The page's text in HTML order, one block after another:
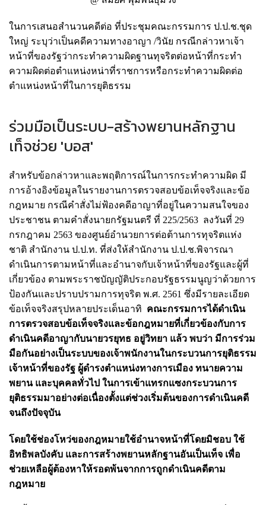
ในการเสนอสำนวนคดีต่อ ที่ประชุมคณะกรรมการ ป.ป.ช.ชุด
ใหญ่ ระบุว่าเป็นคดีความทางอาญา /วินัย กรณีกล่าวหาเจ้า
หน้าที่ของรัฐว่ากระทำความผิดฐานทุจริตต่อหน้าที่กระทำ
ความผิดต่อตำแหน่งหน่าที่ราชการหรือกระทำความผิดต่อ
ตำแหน่งหน้าที่ในการยุติธรรม
ร่วมมือเป็นระบบ-สร้างพยานหลักฐาน
เท็จช่วย 'บอส'
สำหรับข้อกล่าวหาและพฤติการณ์ในการกระทำความผิด มี
การอ้างอิงข้อมูลในรายงานการตรวจสอบข้อเท็จจริงและข้อ
กฎหมาย กรณีคำสั่งไม่ฟ้องคดีอาญาที่อยู่ในความสนใจของ
ประชาชน ตามคำสั่งนายกรัฐมนตรี ที่ 225/2563 ลงวันที่ 29
กรกฎาคม 2563 ของศูนย์อำนวยการต่อต้านการทุจริตแห่ง
ชาติ สำนักงาน ป.ป.ท. ที่ส่งให้สำนักงาน ป.ป.ช.พิจารณา
ดำเนินการตามหน้าที่และอำนาจกับเจ้าหน้าที่ของรัฐและผู้ที่
เกี่ยวข้อง ตามพระราชบัญญัติประกอบรัฐธรรมนูญว่าด้วยการ
ป้องกันและปราบปรามการทุจริต พ.ศ. 2561 ซึ่งมีรายละเอียด
ข้อเท็จจริงสรุปหลายประเด็นอาทิ คณะกรรมการได้ดำเนิน
การตรวจสอบข้อเท็จจริงและข้อกฎหมายที่เกี่ยวข้องกับการ
ดำเนินคดีอาญากับนายวรยุทธ อยู่วิทยา แล้ว พบว่า มีการร่วม
มือกันอย่างเป็นระบบของเจ้าพนักงานในกระบวนการยุติธรรม
เจ้าหน้าที่ของรัฐ ผู้ดำรงตำแหน่งทางการเมือง ทนายความ
พยาน และบุคคลทั่วไป ในการเข้าแทรกแซงกระบวนการ
ยุติธรรมมาอย่างต่อเนื่องตั้งแต่ช่วงเริ่มต้นของการดำเนินคดี
จนถึงปัจจุบัน
โดยใช้ช่องโหว่ของกฎหมายใช้อำนาจหน้าที่โดยมิชอบ ใช้
อิทธิพลบังคับ และการสร้างพยานหลักฐานอันเป็นเท็จ เพื่อ
ช่วยเหลือผู้ต้องหาให้รอดพ้นจากการถูกดำเนินคดีตาม
กฎหมาย